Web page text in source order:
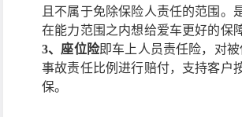
且不属于免除保险人责任的范围。
在能力范围之内想给爱车更好的保
3、座位险即车上人员责任险，对
事故责任比例进行赔付，支持客户
保。